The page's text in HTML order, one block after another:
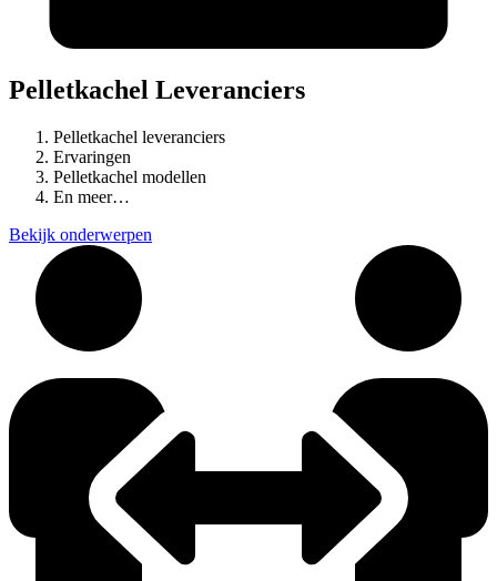
Pelletkachel Leveranciers
Pelletkachel leveranciers
Ervaringen
Pelletkachel modellen
En meer…
Bekijk onderwerpen